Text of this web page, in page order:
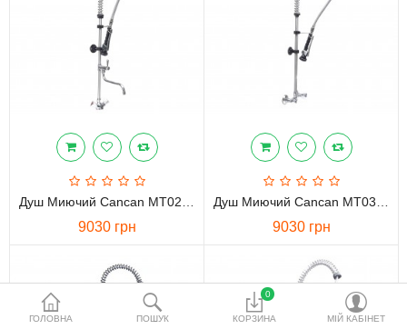
ГОЛОВНА ПОШУК
0
КОРЗИНА МІЙ КАБІНЕТ
9030 грн 9030 грн